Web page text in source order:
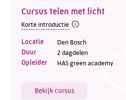
Cursus telen met licht
Korte introductie
Locatie Den Bosch
Duur 2 dagdelen
Opleider HAS green academy
Bekijk cursus